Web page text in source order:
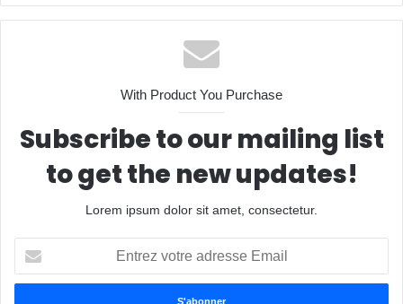
e
With Product You Purchase
Subscribe to our mailing list
to get the new updates!
Lorem ipsum dolor sit amet, consectetur.
t